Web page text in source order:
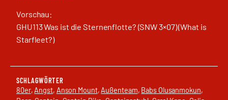
Vorschau:
GHU113 Was ist die Sternenflotte? (SNW 3×07) (What is
Starfleet?)
SCHLAGWÖRTER
80er, Angst, Anson Mount, Außenteam, Babs Olusanmokun